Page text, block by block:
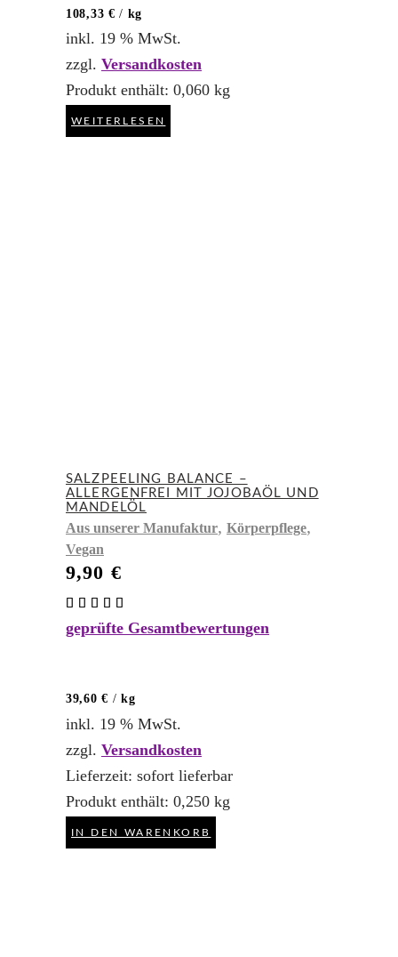
108,33 € / kg
inkl. 19 % MwSt.
zzgl. Versandkosten
Produkt enthält: 0,060 kg
WEITERLESEN
SALZPEELING BALANCE –
ALLERGENFREI MIT JOJOBAÖL UND
MANDELÖL
Aus unserer Manufaktur, Körperpflege,
Vegan
9,90 €
5.00
geprüfte Gesamtbewertungen
39,60€ /kg
inkl. 19 % MwSt.
zzgl. Versandkosten
Lieferzeit: sofort lieferbar
Produkt enthält: 0,250 kg
IN DEN WARENKORB